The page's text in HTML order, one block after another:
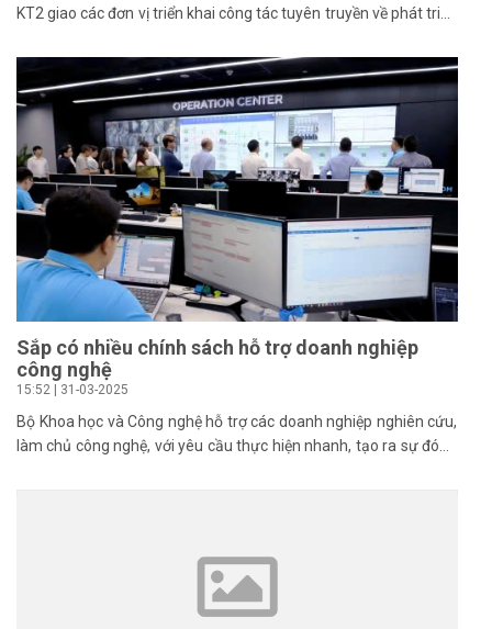
KT2 giao các đơn vị triển khai công tác tuyên truyền về phát triển
14/4/2025 của Ban Tuyên giáo Dân vận tỉnh ủy về việc tuyên
truyền về chủ trương và nhiệm vụ phát triển điện hạt nhân và
nhiệm vụ phát triển năng lượng góp phần đảm bảo an ninh năng
lượng quốc gia trong tình hình mới.
Sắp có nhiều chính sách hỗ trợ doanh nghiệp
công nghệ
15:52 | 31-03-2025
Bộ Khoa học và Công nghệ hỗ trợ các doanh nghiệp nghiên cứu,
làm chủ công nghệ, với yêu cầu thực hiện nhanh, tạo ra sự đóng